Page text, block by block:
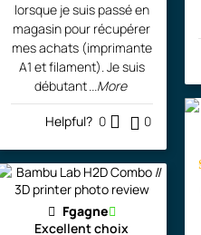
lorsque je suis passé en
magasin pour récupérer
mes achats (imprimante
A1 et filament). Je suis
débutant...More
Helpful? 0 0
Fgagne
Excellent choix